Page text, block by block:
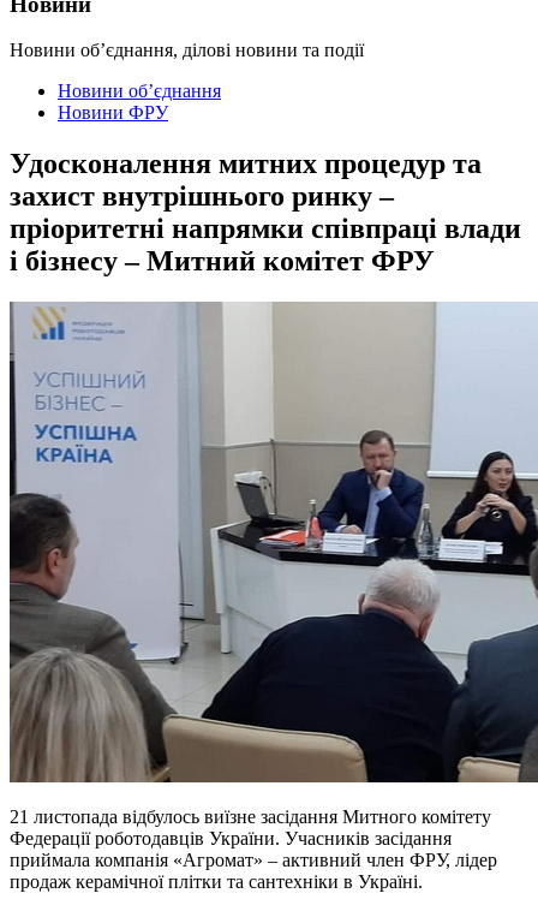
Новини об’єднання, ділові новини та події
Новини об’єднання
Новини ФРУ
Удосконалення митних процедур та
захист внутрішнього ринку –
пріоритетні напрямки співпраці влади
і бізнесу – Митний комітет ФРУ
21 листопада відбулось виїзне засідання Митного комітету
Федерації роботодавців України. Учасників засідання
приймала компанія «Агромат» – активний член ФРУ, лідер
продаж керамічної плітки та сантехніки в Україні.